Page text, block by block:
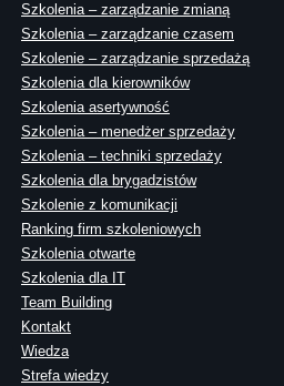
Szkolenia – zarządzanie zmianą
Szkolenia – zarządzanie czasem
Szkolenie – zarządzanie sprzedażą
Szkolenia dla kierowników
Szkolenia asertywność
Szkolenia – menedżer sprzedaży
Szkolenia – techniki sprzedaży
Szkolenia dla brygadzistów
Szkolenie z komunikacji
Ranking firm szkoleniowych
Szkolenia otwarte
Szkolenia dla IT
Team Building
Kontakt
Wiedza
Strefa wiedzy